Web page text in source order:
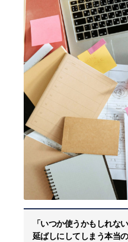
「いつか使うかもしれな
延ばしにしてしまう本当